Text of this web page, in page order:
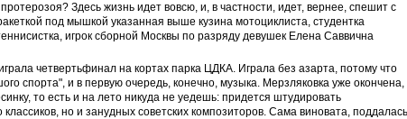
Здесь жизнь идет вовсю, и, в частности, идет, вернее, спешит с
под мышкой указанная выше кузина мотоциклиста, студентка
игрок сборной Москвы по разряду девушек Елена Саввична
четвертьфинал на кортах парка ЦДКА. Играла без азарта, потому что
спорта", и в первую очередь, конечно, музыка. Мерзляковка уже окончена,
то есть и на лето никуда не уедешь: придется штудировать
но и занудных советских композиторов. Сама виновата, поддалась